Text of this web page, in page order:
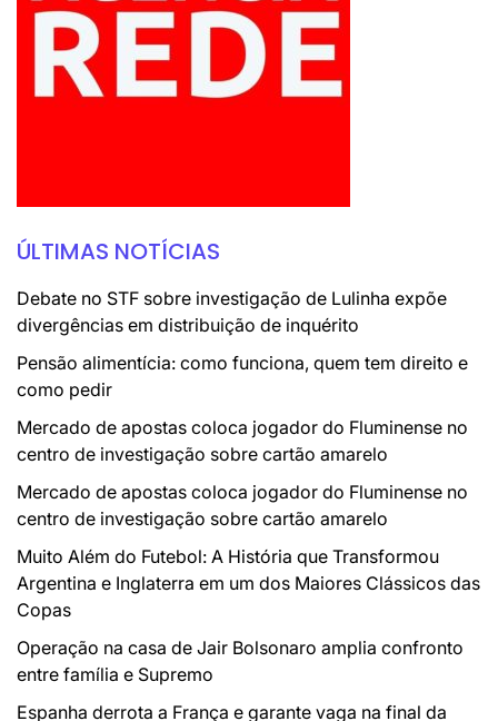
ÚLTIMAS NOTÍCIAS
Debate no STF sobre investigação de Lulinha expõe
divergências em distribuição de inquérito
Pensão alimentícia: como funciona, quem tem direito e
como pedir
Mercado de apostas coloca jogador do Fluminense no
centro de investigação sobre cartão amarelo
Mercado de apostas coloca jogador do Fluminense no
centro de investigação sobre cartão amarelo
Muito Além do Futebol: A História que Transformou
Argentina e Inglaterra em um dos Maiores Clássicos das
Copas
Operação na casa de Jair Bolsonaro amplia confronto
entre família e Supremo
Espanha derrota a França e garante vaga na final da